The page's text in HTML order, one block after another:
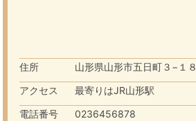
住所
山形県山形市五日町３−１８
アクセス
最寄りはJR山形駅
電話番号
0236456878